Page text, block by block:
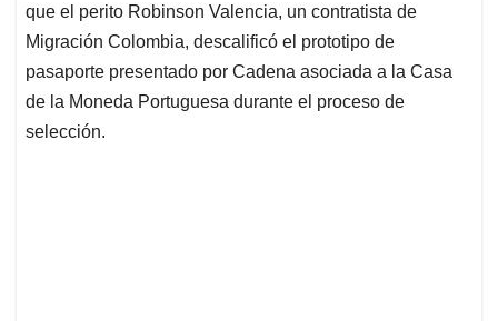
que el perito Robinson Valencia, un contratista de
Migración Colombia, descalificó el prototipo de
pasaporte presentado por Cadena asociada a la Casa
de la Moneda Portuguesa durante el proceso de
selección.